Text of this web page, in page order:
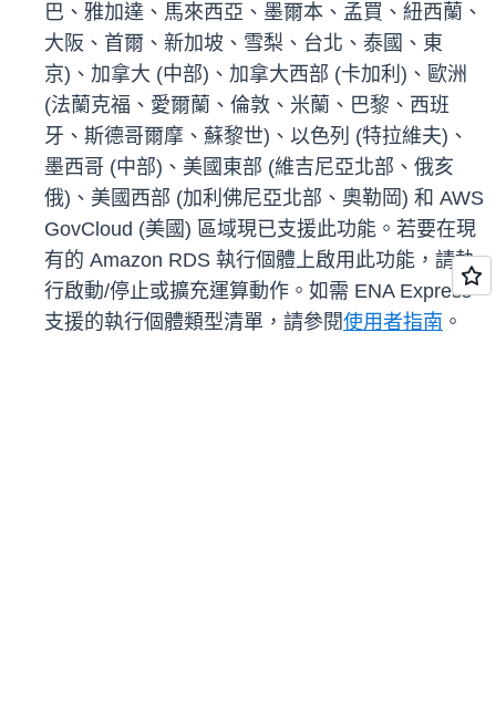
巴、雅加達、馬來西亞、墨爾本、孟買、紐西蘭、
大阪、首爾、新加坡、雪梨、台北、泰國、東
京)、加拿大 (中部)、加拿大西部 (卡加利)、歐洲
(法蘭克福、愛爾蘭、倫敦、米蘭、巴黎、西班
牙、斯德哥爾摩、蘇黎世)、以色列 (特拉維夫)、
墨西哥 (中部)、美國東部 (維吉尼亞北部、俄亥
俄)、美國西部 (加利佛尼亞北部、奧勒岡) 和 AWS
GovCloud (美國) 區域現已支援此功能。若要在現
有的 Amazon RDS 執行個體上啟用此功能，請執
行啟動/停止或擴充運算動作。如需 ENA Express
支援的執行個體類型清單，請參閱使用者指南 。